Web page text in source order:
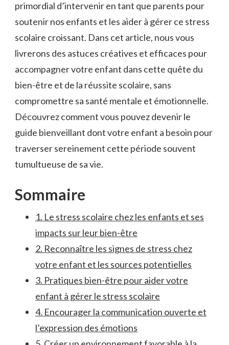
primordial d’intervenir en tant que parents pour
soutenir nos enfants et les aider à ⁤gérer ce stress
scolaire croissant. Dans cet article, nous vous
livrerons ​des⁢ astuces créatives et efficaces pour
accompagner votre​ enfant dans cette quête du
bien-être et de la réussite scolaire, sans
compromettre sa santé​ mentale ⁢et émotionnelle.
Découvrez comment vous pouvez devenir le
guide bienveillant dont votre enfant‍ a‌ besoin pour
traverser⁤ sereinement cette⁣ période souvent⁢
tumultueuse de sa vie.
Sommaire
1. Le stress scolaire chez⁢ les enfants ⁢et ses
impacts sur leur bien-être
2.⁢ Reconnaître ​les signes de stress chez
votre ⁣enfant et les ⁢sources potentielles
3. ⁢Pratiques bien-être pour aider votre⁤
enfant à gérer le stress scolaire
4. Encourager la communication ouverte et
l’expression des émotions